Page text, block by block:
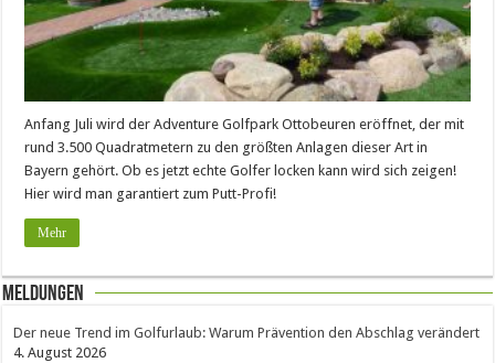
Anfang Juli wird der Adventure Golfpark Ottobeuren eröffnet, der mit
rund 3.500 Quadratmetern zu den größten Anlagen dieser Art in
Bayern gehört. Ob es jetzt echte Golfer locken kann wird sich zeigen!
Hier wird man garantiert zum Putt-Profi!
Mehr
Meldungen
Der neue Trend im Golfurlaub: Warum Prävention den Abschlag verändert
4. August 2026